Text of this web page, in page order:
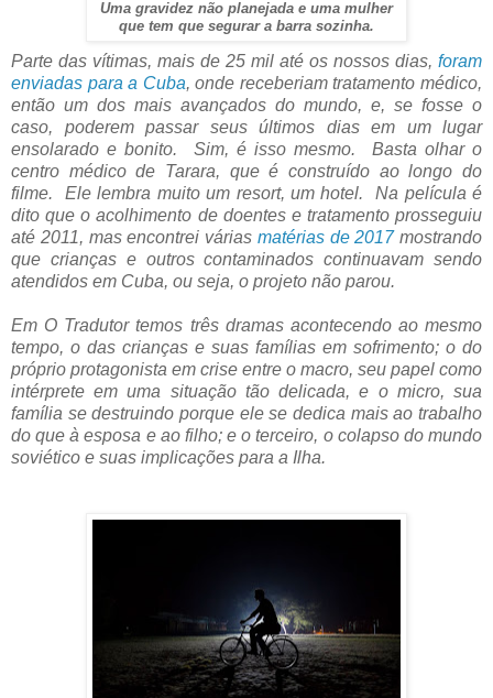
Uma gravidez não planejada e uma mulher
que tem que segurar a barra sozinha.
Parte das vítimas, mais de 25 mil até os nossos dias, foram
enviadas para a Cuba, onde receberiam tratamento médico,
então um dos mais avançados do mundo, e, se fosse o
caso, poderem passar seus últimos dias em um lugar
ensolarado e bonito. Sim, é isso mesmo. Basta olhar o
centro médico de Tarara, que é construído ao longo do
filme. Ele lembra muito um resort, um hotel. Na película é
dito que o acolhimento de doentes e tratamento prosseguiu
até 2011, mas encontrei várias matérias de 2017mostrando
que crianças e outros contaminados continuavam sendo
atendidos em Cuba, ou seja, o projeto não parou.
Em O Tradutor temos três dramas acontecendo ao mesmo
tempo, o das crianças e suas famílias em sofrimento; o do
próprio protagonista em crise entre o macro, seu papel como
intérprete em uma situação tão delicada, e o micro, sua
família se destruindo porque ele se dedica mais ao trabalho
do que à esposa e ao filho; e o terceiro, o colapso do mundo
soviético e suas implicações para a Ilha.